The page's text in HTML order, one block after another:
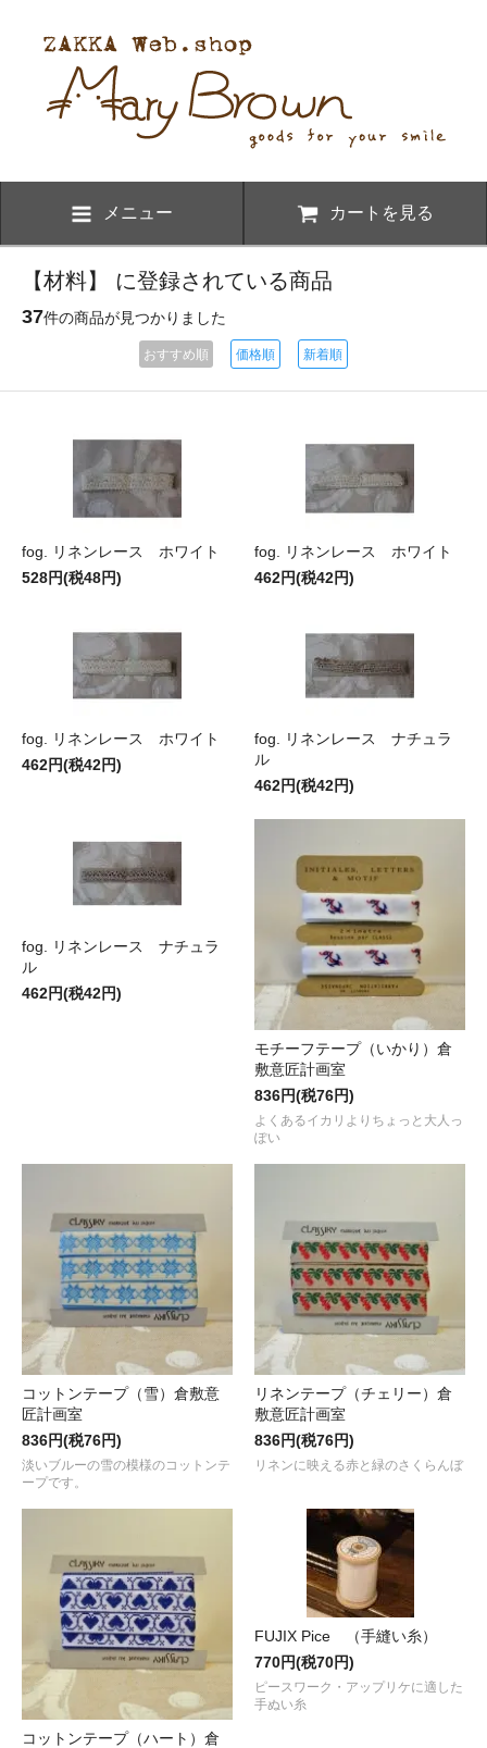
メニュー カートを見る
【材料】 に登録されている商品
37件の商品が見つかりました
おすすめ順 価格順 新着順
fog. リネンレース ホワイト
528円(税48円)
fog. リネンレース ホワイト
462円(税42円)
fog. リネンレース ホワイト
462円(税42円)
fog. リネンレース ナチュラ
ル
462円(税42円)
fog. リネンレース ナチュラ
ル
462円(税42円)
モチーフテープ（いかり）倉
敷意匠計画室
836円(税76円)
よくあるイカリよりちょっと大人っ
ぽい
コットンテープ（雪）倉敷意
匠計画室
836円(税76円)
淡いブルーの雪の模様のコットンテ
ープです。
リネンテープ（チェリー）倉
敷意匠計画室
836円(税76円)
リネンに映える赤と緑のさくらんぼ
コットンテープ（ハート）倉
FUJIX Pice （手縫い糸）
770円(税70円)
ピースワーク・アップリケに適した
手ぬい糸